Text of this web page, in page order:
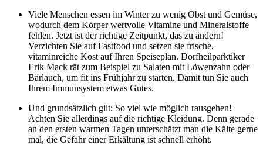
Viele Menschen essen im Winter zu wenig Obst und Gemüse,
wodurch dem Körper wertvolle Vitamine und Mineralstoffe
fehlen. Jetzt ist der richtige Zeitpunkt, das zu ändern!
Verzichten Sie auf Fastfood und setzen sie frische,
vitaminreiche Kost auf Ihren Speiseplan. Dorfheilparktiker
Erik Mack rät zum Beispiel zu Salaten mit Löwenzahn oder
Bärlauch, um fit ins Frühjahr zu starten. Damit tun Sie auch
Ihrem Immunsystem etwas Gutes.
Und grundsätzlich gilt: So viel wie möglich rausgehen!
Achten Sie allerdings auf die richtige Kleidung. Denn gerade
an den ersten warmen Tagen unterschätzt man die Kälte gerne
mal, die Gefahr einer Erkältung ist schnell erhöht.